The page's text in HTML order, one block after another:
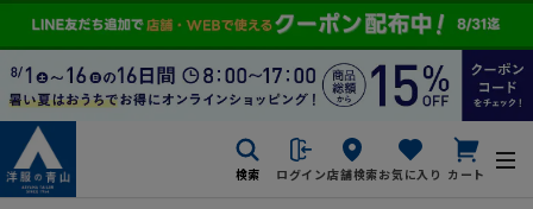
検索 ログイン店舗検索お気に入り カート